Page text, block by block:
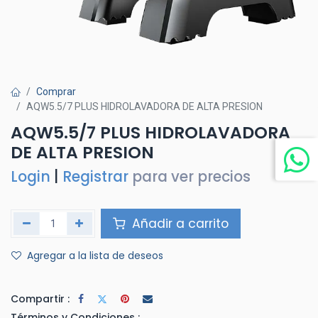
Comprar
AQW5.5/7 PLUS HIDROLAVADORA DE ALTA PRESION
AQW5.5/7 PLUS HIDROLAVADORA
DE ALTA PRESION
Login Registrar para ver precios
Añadir a carrito
Agregar a la lista de deseos
Compartir :